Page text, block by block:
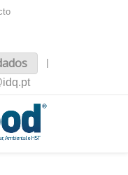
|